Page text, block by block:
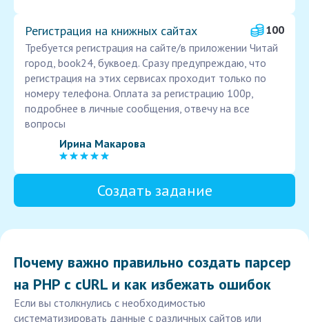
Регистрация на книжных сайтах
100
Требуется регистрация на сайте/в приложении Читай
город, book24, буквоед. Сразу предупреждаю, что
регистрация на этих сервисах проходит только по
номеру телефона. Оплата за регистрацию 100р,
подробнее в личные сообщения, отвечу на все
вопросы
Ирина Макарова
Создать задание
Почему важно правильно создать парсер
на PHP с cURL и как избежать ошибок
Если вы столкнулись с необходимостью
систематизировать данные с различных сайтов или